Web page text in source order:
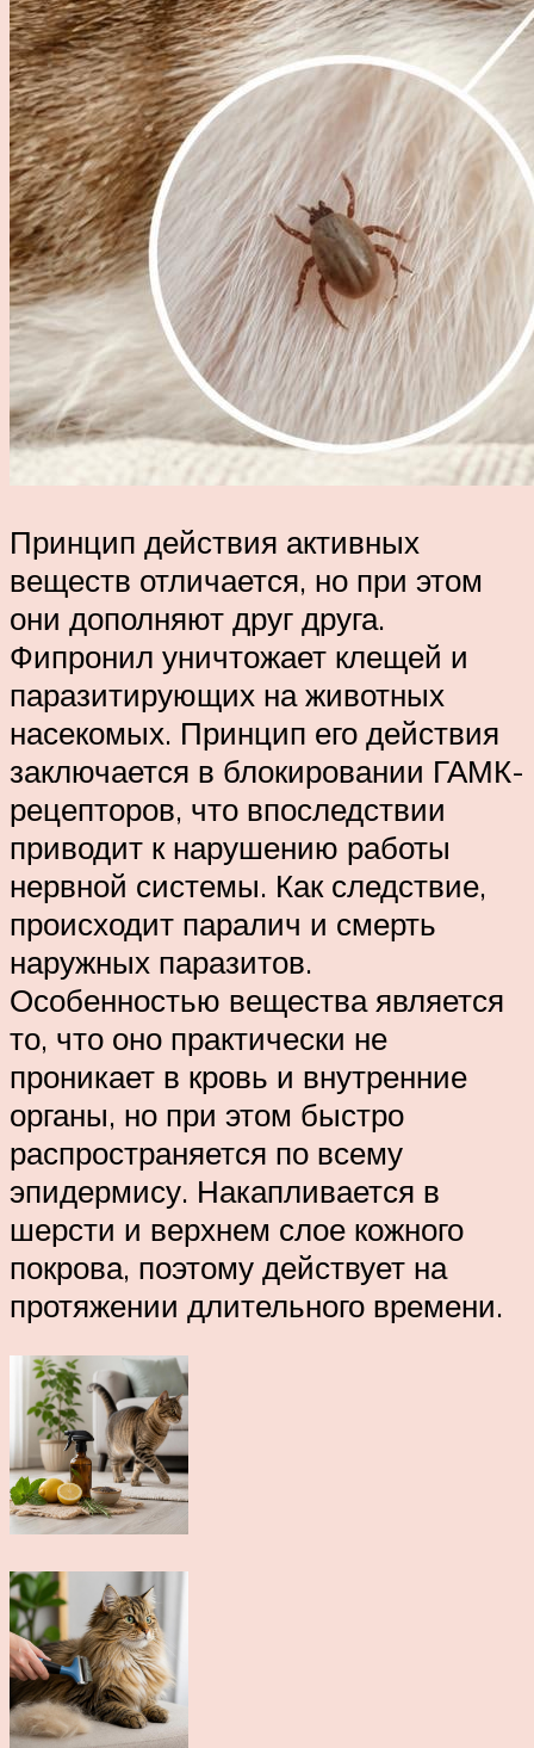
Принцип действия активных
веществ отличается, но при этом
они дополняют друг друга.
Фипронил уничтожает клещей и
паразитирующих на животных
насекомых. Принцип его действия
заключается в блокировании ГАМК-
рецепторов, что впоследствии
приводит к нарушению работы
нервной системы. Как следствие,
происходит паралич и смерть
наружных паразитов.
Особенностью вещества является
то, что оно практически не
проникает в кровь и внутренние
органы, но при этом быстро
распространяется по всему
эпидермису. Накапливается в
шерсти и верхнем слое кожного
покрова, поэтому действует на
протяжении длительного времени.